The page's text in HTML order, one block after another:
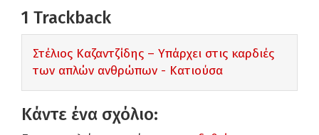
1 Trackback
Στέλιος Καζαντζίδης – Υπάρχει στις καρδιές
των απλών ανθρώπων - Κατιούσα
Κάντε ένα σχόλιο: